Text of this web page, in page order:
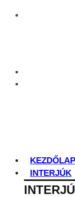
KEZDŐLAP
INTERJÚK